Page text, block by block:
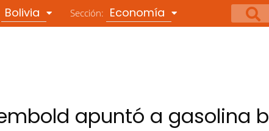
Bolivia Sección: Economía
apuntó a gasolina